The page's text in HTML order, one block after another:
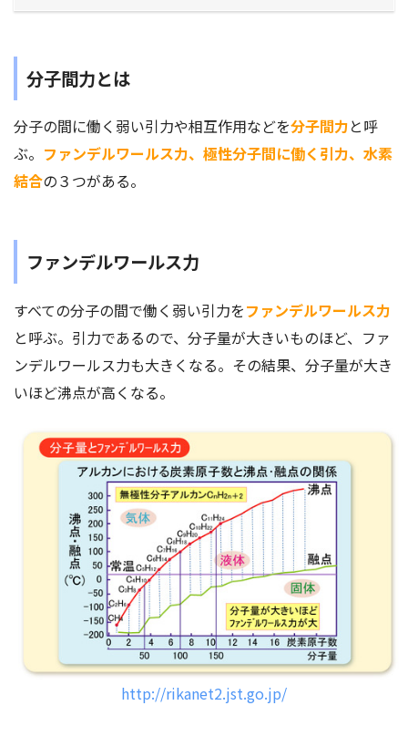
分子間力とは
分子の間に働く弱い引力や相互作用などを分子間力と呼
ぶ。 ファンデルワールス力、極性分子間に働く引力、水素
結合の３つがある。
ファンデルワールス力
すべての分子の間で働く弱い引力をファンデルワールス力
と呼ぶ。引力であるので、分子量が大きいものほど、ファ
ンデルワールス力も大きくなる。その結果、分子量が大き
いほど沸点が高くなる。
http://rikanet2.jst.go.jp/